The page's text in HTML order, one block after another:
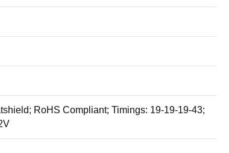
RoHS Compliant; Timings: 19-19-19-43;